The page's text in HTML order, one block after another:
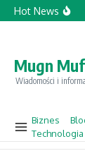
Przejdź do treści
Hot News
Mugn
Wiadomości i
Biznes
Technologia